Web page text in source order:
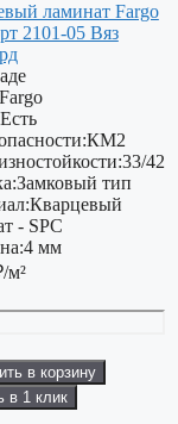
ламинат Fargo
2101-05 Вяз
Fargo
Есть
КМ2
33/42
Замковый тип
Кварцевый
- SPC
4 мм
м²
в корзину
в 1 клик